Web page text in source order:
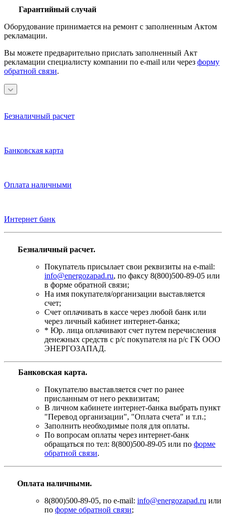
Гарантийный случай
Оборудование принимается на ремонт с заполненным Актом
рекламации.
Вы можете предварительно прислать заполненный Акт
рекламации специалисту компании по e-mail или через форму
обратной связи.
Безналичный расчет
Банковская карта
Оплата наличными
Интернет банк
Безналичный расчет.
Покупатель присылает свои реквизиты на e-mail:
info@energozapad.ru, по факсу 8(800)500-89-05 или
в форме обратной связи;
На имя покупателя/организации выставляется
счет;
Счет оплачивать в кассе через любой банк или
через личный кабинет интернет-банка;
* Юр. лица оплачивают счет путем перечисления
денежных средств с р/с покупателя на р/с ГК ООО
ЭНЕРГОЗАПАД.
Банковская карта.
Покупателю выставляется счет по ранее
присланным от него реквизитам;
В личном кабинете интернет-банка выбрать пункт
"Перевод организации", "Оплата счета" и т.п.;
Заполнить необходимые поля для оплаты.
По вопросам оплаты через интернет-банк
обращаться по тел: 8(800)500-89-05 или по форме
обратной связи.
Оплата наличными.
8(800)500-89-05, по e-mail: info@energozapad.ru или
по форме обратной связи;